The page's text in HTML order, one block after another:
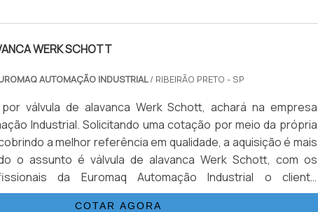
WERK SCHOTT
AUTOMAÇÃO INDUSTRIAL/ RIBEIRÃO PRETO - SP
válvula de alavanca Werk Schott, achará na empresa
Industrial. Solicitando uma cotação por meio da própria
a melhor referência em qualidade, a aquisição é mais
o assunto é válvula de alavanca Werk Schott, com os
da Euromaq Automação Industrial o cliente
custo-benefício com pagamento acessível.MAIS
COTAR AGORA